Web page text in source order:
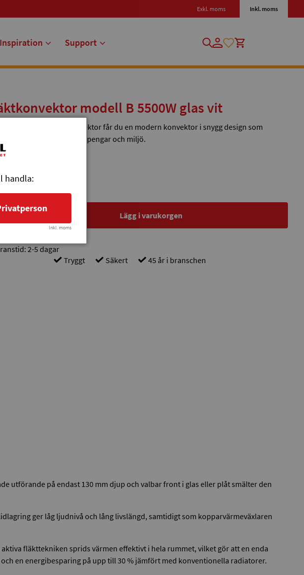
Exkl. moms Inkl. moms
Inspiration Support
modell B 5500W glas vit
vattenburna IL Fläktkonvektor får du en modern konvektor i snygg design som
i ditt sparande av både pengar och miljö.
kr
Lägg i varukorgen
2-5 dagar
Tryggt
Säkert 45 år i branschen
utförande på endast 130 mm djup och valbar front i glas eller plåt smälter den
ger låg ljudnivå och lång livslängd, samtidigt som kopparvärmeväxlaren
fläkttekniken sprids värmen effektivt i hela rummet, vilket gör att en enda
en energibesparing på upp till 30 % jämfört med konventionella radiatorer.
handla:
Inkl. moms